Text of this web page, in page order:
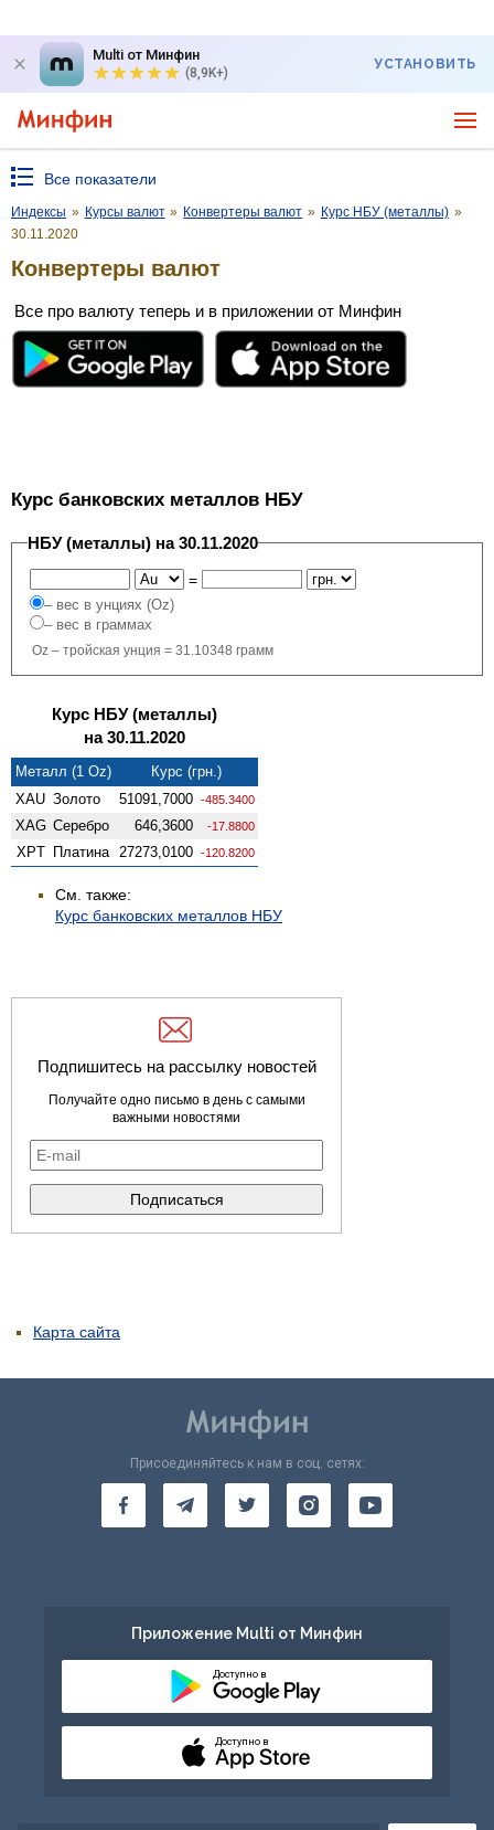
Multi от Минфин
(8,9K+)
УСТАНОВИТЬ
Все показатели
Индексы » Курсы валют » Конвертеры валют » Курс НБУ (металлы) »
30.11.2020
Конвертеры валют
Все про валюту теперь и в приложении от Минфин
Курс банковских металлов НБУ
НБУ (металлы) на 30.11.2020
=
– вес в унциях (Oz)
– вес в граммах
Oz – тройская унция = 31.10348 грамм
Курс НБУ (металлы)
на 30.11.2020
Металл (1 Oz)
Курс (грн.)
XAU Золото 51091,7000 -485.3400
XAG Серебро 646,3600 -17.8800
XPT Платина 27273,0100 -120.8200
См. также:
Курс банковских металлов НБУ
Подпишитесь на рассылку новостей
Получайте одно письмо в день с самыми
важными новостями
Карта сайта
Присоединяйтесь к нам в соц. сетях:
Приложение Multi от Минфин
Доступно в
Доступно в